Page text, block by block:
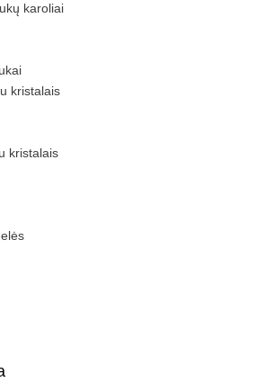
karoliai
kristalais
kristalais